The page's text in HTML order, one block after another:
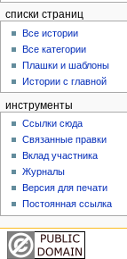
списки страниц
Все истории
Все категории
Плашки и шаблоны
Истории с главной
инструменты
Ссылки сюда
Связанные правки
Вклад участника
Журналы
Версия для печати
Постоянная ссылка